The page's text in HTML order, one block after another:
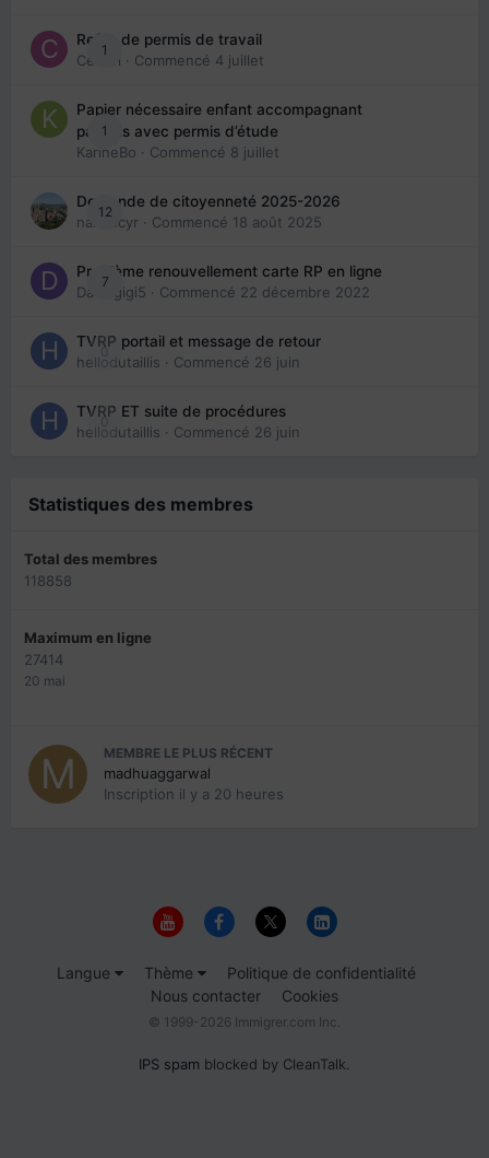
1
Refus de permis de travail
Cedbri · Commencé 4 juillet
1
Papier nécessaire enfant accompagnant
parents avec permis d’étude
KarineBo · Commencé 8 juillet
12
Demande de citoyenneté 2025-2026
nanancyr · Commencé 18 août 2025
7
Problème renouvellement carte RP en ligne
Davidgigi5 · Commencé 22 décembre 2022
0
TVRP portail et message de retour
hellodutaillis · Commencé 26 juin
0
TVRP ET suite de procédures
hellodutaillis · Commencé 26 juin
Statistiques des membres
Total des membres
118858
Maximum en ligne
27414
20 mai
MEMBRE LE PLUS RÉCENT
madhuaggarwal
Inscription il y a 20 heures
Langue Thème
Politique de confidentialité
Nous contacter
Cookies
© 1999-2026 Immigrer.com Inc.
IPS spam blocked by CleanTalk.